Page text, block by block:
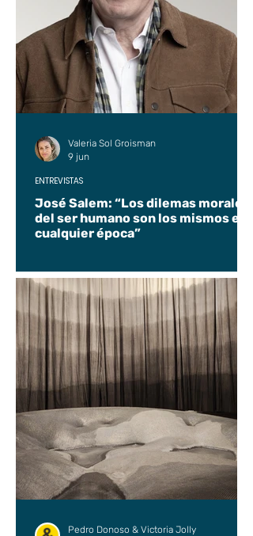
José Salem: “Los dilemas morales
del ser humano son los mismos en
cualquier época”
ENTREVISTAS
Valeria Sol Groisman
9 jun
Pedro Donoso & Victoria Jolly